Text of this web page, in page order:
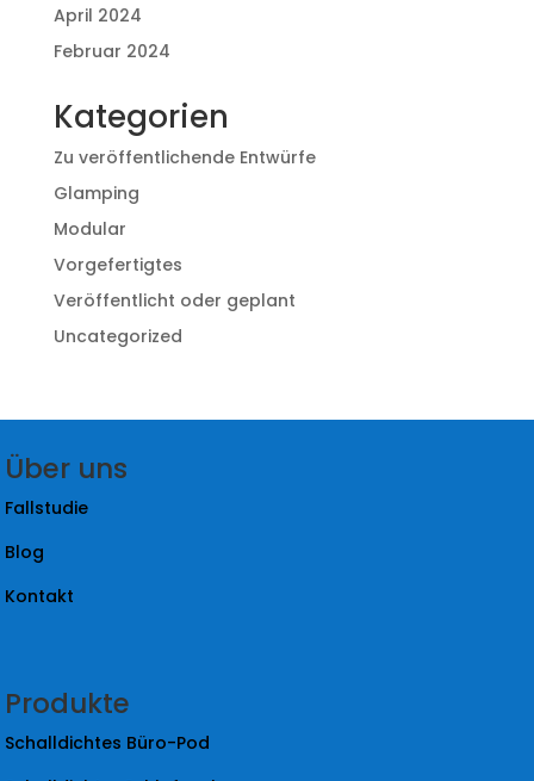
April 2024
Februar 2024
Kategorien
Zu veröffentlichende Entwürfe
Glamping
Modular
Vorgefertigtes
Veröffentlicht oder geplant
Uncategorized
Über uns
Fallstudie
Blog
Kontakt
Produkte
Schalldichtes Büro-Pod